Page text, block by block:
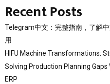
Recent Posts
Telegram中文：完整指南，了解
用
HIFU Machine Transformations:
Solving Production Planning
ERP